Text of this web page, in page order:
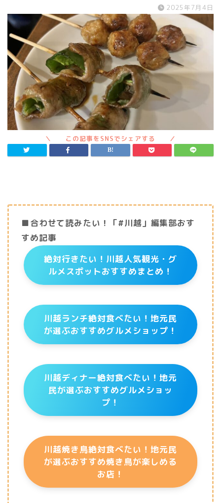
2025年7月4日
■合わせて読みたい！「#川越」編集部おす
すめ記事
絶対行きたい！川越人気観光・グ
ルメスポットおすすめまとめ！
川越ランチ絶対食べたい！地元民
が選ぶおすすめグルメショップ！
川越ディナー絶対食べたい！地元
民が選ぶおすすめグルメショッ
プ！
川越焼き鳥絶対食べたい！地元民
が選ぶおすすめ焼き鳥が楽しめる
お店！